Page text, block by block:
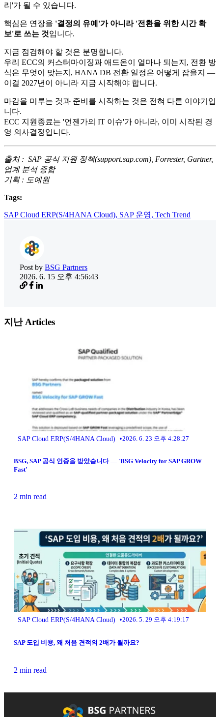
리'가 될 수 있습니다.
핵심은 연장을 '결정의 유예'가 아니라 '전환을 위한 시간 확
보'로 쓰는 것입니다.
지금 점검해야 할 것은 분명합니다.
우리 ECC의 커스터마이징과 애드온이 얼마나 되는지, 전환 방
식은 무엇이 맞는지, HANA DB 전환 일정은 어떻게 잡을지 —
이걸 2027년이 아니라 지금 시작해야 합니다.
마감을 미루는 것과 준비를 시작하는 것은 전혀 다른 이야기입
니다.
ECC 지원종료는 '언젠가의 IT 이슈'가 아니라, 이미 시작된 경
영 의사결정입니다.
출처 : SAP 공식 지원 정책(support.sap.com), Forrester, Gartner,
업계 분석 종합
기획 : 도예원
Tags:
SAP Cloud ERP(S/4HANA Cloud), SAP 운영, Tech Trend
Post by BSG Partners
2026. 6. 15 오후 4:56:43
지난 Articles
SAP Cloud ERP(S/4HANA Cloud) •2026. 6. 23 오후 4:28:27
BSG, SAP 공식 인증을 받았습니다 — 'BSG Velocity for SAP GROW
Fast'
2 min read
SAP Cloud ERP(S/4HANA Cloud) •2026. 5. 29 오후 4:19:17
SAP 도입 비용, 왜 처음 견적의 2배가 될까요?
2 min read